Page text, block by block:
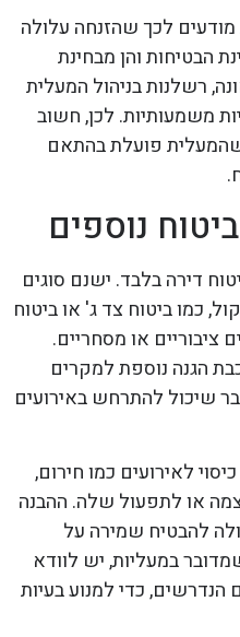
מודעים לכך שהזנחה עלולה
הבטיחות והן מבחינת
רשלנות בניהול המעלית
משמעותיות. לכן, חשוב
פועלת בהתאם
נוספים
דירה בלבד. ישנם סוגים
כמו ביטוח צד ג' או ביטוח
ציבוריים או מסחריים.
הגנה נוספת למקרים
שיכול להתרחש באירועים
לאירועים כמו חירום,
או לתפעול שלה. ההבנה
להבטיח שמירה על
במעליות, יש לוודא
כדי למנוע בעיות